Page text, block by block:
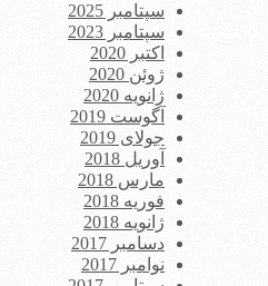
سپتامبر 2025
سپتامبر 2023
اکتبر 2020
ژوئن 2020
ژانویه 2020
آگوست 2019
جولای 2019
آوریل 2018
مارس 2018
فوریه 2018
ژانویه 2018
دسامبر 2017
نوامبر 2017